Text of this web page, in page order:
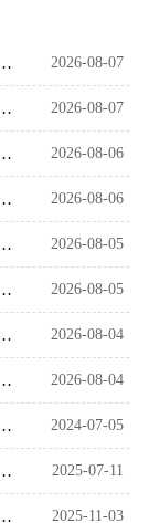
防虫，助力生态农业无公害种植 2026-08-07
提质增效，科学把控作物光照环境 2026-08-07
代农业田间精细化管护智能利器 2026-08-06
端：生物多样性保护智能监测设备 2026-08-06
：深耕土层监测，看透土壤水情 2026-08-05
动虫情测报灯精准预判农林虫情 2026-08-05
：农田多层土壤水分智能监测设备 2026-08-04
苗情墒情虫情灾情一体化监测设备 2026-08-04
站——守护健康，科技先行 2024-07-05
高清摄像头虫情检测设备 2025-07-11
个小站如何改变千年农耕方式 2025-11-03